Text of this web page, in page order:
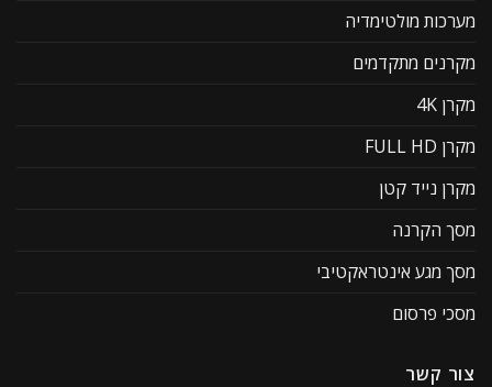
מערכות מולטימדיה
מקרנים מתקדמים
מקרן 4K
מקרן FULL HD
מקרן נייד קטן
מסך הקרנה
מסך מגע אינטראקטיבי
מסכי פרסום
צור קשר